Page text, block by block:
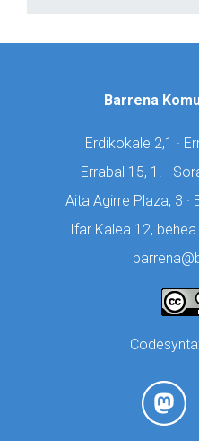
Barrena
Erdikokale 2,1 ·
Errabal 15, 1. ·
Aita Agirre Plaza, 3 ·
Ifar Kalea 12, behea